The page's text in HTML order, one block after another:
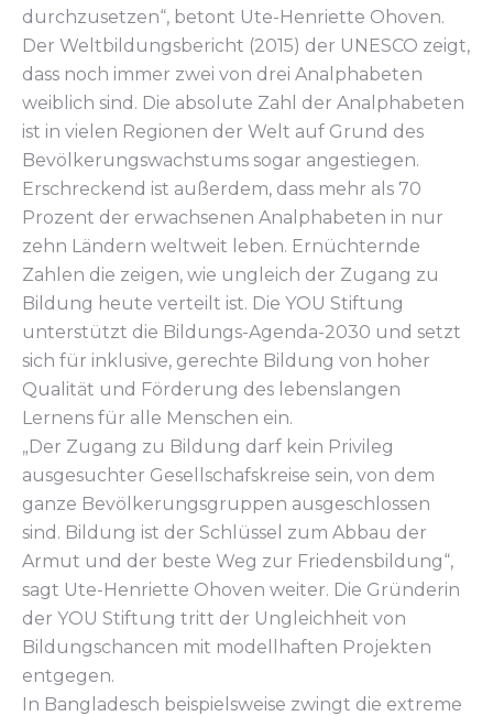
durchzusetzen“, betont Ute-Henriette Ohoven.
Der Weltbildungsbericht (2015) der UNESCO zeigt,
dass noch immer zwei von drei Analphabeten
weiblich sind. Die absolute Zahl der Analphabeten
ist in vielen Regionen der Welt auf Grund des
Bevölkerungswachstums sogar angestiegen.
Erschreckend ist außerdem, dass mehr als 70
Prozent der erwachsenen Analphabeten in nur
zehn Ländern weltweit leben. Ernüchternde
Zahlen die zeigen, wie ungleich der Zugang zu
Bildung heute verteilt ist. Die YOU Stiftung
unterstützt die Bildungs-Agenda-2030 und setzt
sich für inklusive, gerechte Bildung von hoher
Qualität und Förderung des lebenslangen
Lernens für alle Menschen ein.
„Der Zugang zu Bildung darf kein Privileg
ausgesuchter Gesellschafskreise sein, von dem
ganze Bevölkerungsgruppen ausgeschlossen
sind. Bildung ist der Schlüssel zum Abbau der
Armut und der beste Weg zur Friedensbildung“,
sagt Ute-Henriette Ohoven weiter. Die Gründerin
der YOU Stiftung tritt der Ungleichheit von
Bildungschancen mit modellhaften Projekten
entgegen.
In Bangladesch beispielsweise zwingt die extreme